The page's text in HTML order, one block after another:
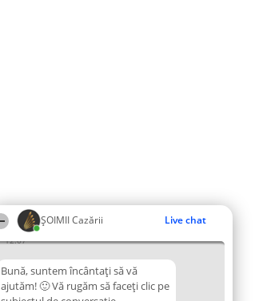
ȘOIMII Cazării Live chat
12:07
Bună, suntem încântați să vă
ajutăm! 🙂 Vă rugăm să faceți clic pe